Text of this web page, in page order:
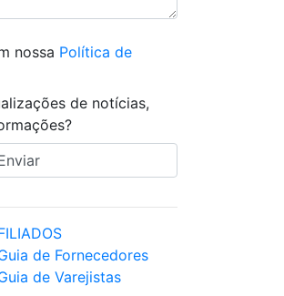
nossa Política de
de notícias,
de Fornecedores
de Varejistas